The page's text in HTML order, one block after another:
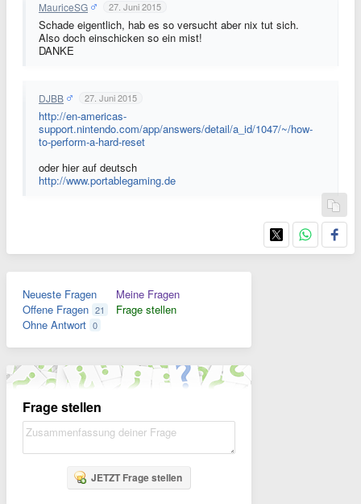
MauriceSG 27. Juni 2015
Schade eigentlich, hab es so versucht aber nix tut sich.
Also doch einschicken so ein mist!
DANKE
DJBB 27. Juni 2015
http://en-americas-
support.nintendo.com/app/answers/detail/a_id/1047/~/how-
to-perform-a-hard-reset
oder hier auf deutsch
http://www.portablegaming.de
Neueste Fragen
Offene Fragen 21
Ohne Antwort 0
Meine Fragen
Frage stellen
Frage stellen
JETZT Frage stellen